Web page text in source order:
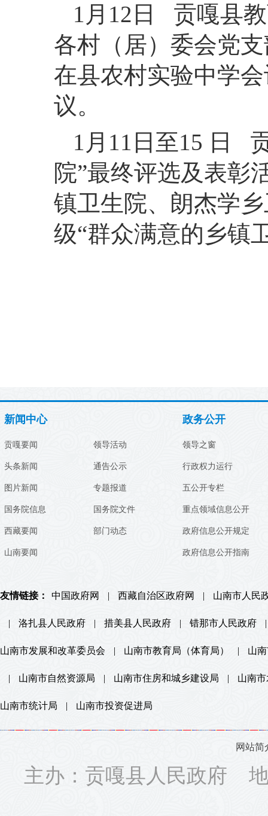
1月12日 贡嘎县
各村（居）委会党
在县农村实验中学
议。
1月11日至15 日
院”最终评选及表彰
镇卫生院、朗杰学
级“群众满意的乡镇
新闻中心
贡嘎要闻
头条新闻
图片新闻
国务院信息
西藏要闻
山南要闻
领导活动
通告公示
专题报道
国务院文件
部门动态
政务公开
领导之窗
行政权力运行
五公开专栏
重点领域信息公开
政府信息公开规定
政府信息公开指南
友情链接： 中国政府网 | 西藏自治区政府网 | 山南市人民
| 洛扎县人民政府 | 措美县人民政府 | 错那市人民政府 |
山南市发展和改革委员会 | 山南市教育局（体育局） | 山
| 山南市自然资源局 | 山南市住房和城乡建设局 | 山南
山南市统计局 | 山南市投资促进局
网站简
主办：贡嘎县人民政府